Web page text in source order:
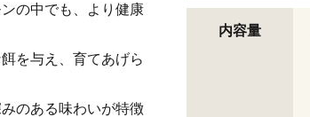
の中でも、より健康
を与え、育てあげら
のある味わいが特徴
内容量